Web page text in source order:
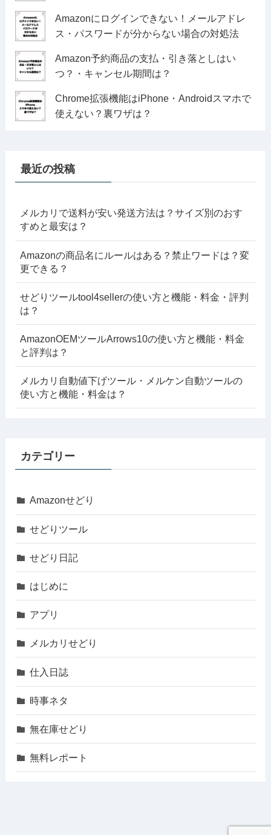
Amazonにログインできない！メールアドレ
ス・パスワードが分からない場合の対処法
Amazon予約商品の支払・引き落としはい
つ？・キャンセル期間は？
Chrome拡張機能はiPhone・Androidスマホで
使えない？裏ワザは？
最近の投稿
メルカリで送料が安い発送方法は？サイズ別のおす
すめと最安は？
Amazonの商品名にルールはある？禁止ワードは？変
更できる？
せどりツールtool4sellerの使い方と機能・料金・評判
は？
AmazonOEMツールArrows10の使い方と機能・料金
と評判は？
メルカリ自動値下げツール・メルケン自動ツールの
使い方と機能・料金は？
カテゴリー
Amazonせどり
せどりツール
せどり日記
はじめに
アプリ
メルカリせどり
仕入日誌
時事ネタ
無在庫せどり
無料レポート